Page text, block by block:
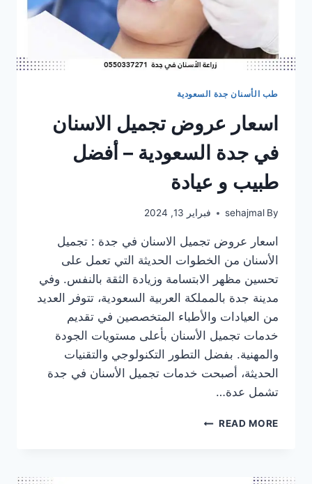
لتركيب
هوليود
سمايل
طب الأسنان جدة السعودية
اسعار عروض تجميل الاسنان
في جدة السعودية – أفضل
طبيب و عيادة
By
sehajmal فبراير 13, 2024
اسعار عروض تجميل الاسنان في جدة : تجميل
الأسنان من الخطوات الحديثة التي تعمل على
تحسين مظهر الابتسامة وزيادة الثقة بالنفس. وفي
مدينة جدة بالمملكة العربية السعودية، تتوفر العديد
من العيادات والأطباء المتخصصين في تقديم
خدمات تجميل الأسنان بأعلى مستويات الجودة
والمهنية. بفضل التطور التكنولوجي والتقنيات
الحديثة، أصبحت خدمات تجميل الأسنان في جدة
تشمل عدة…
READ MOREاسعار